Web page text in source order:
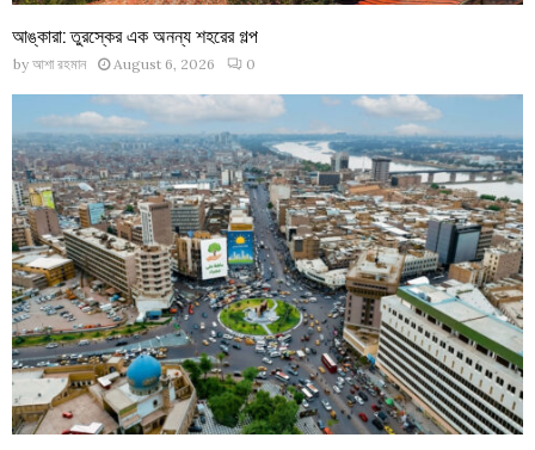
আঙ্কারা: তুরস্কের এক অনন্য শহরের গল্প
by আশা রহমান August 6, 2026 0